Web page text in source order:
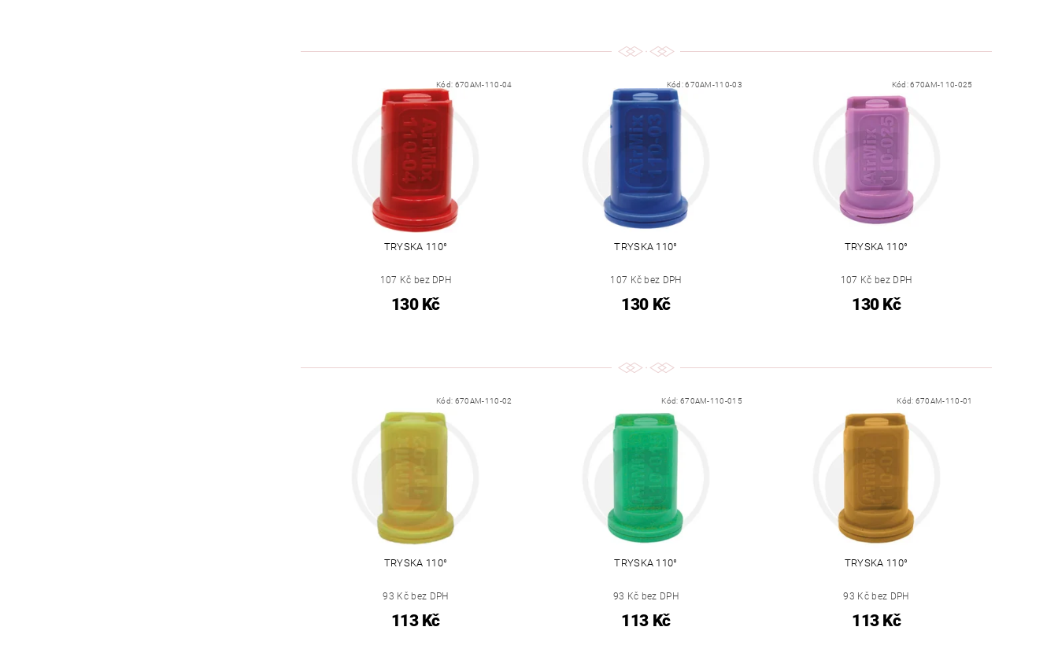
Kód: 670AM-110-04
TRYSKA 110°
107 Kč bez DPH
130 Kč
Kód:670AM-110-03
TRYSKA 110°
107 Kč bez DPH
130 Kč
Kód:670AM-110-025
TRYSKA 110°
107 Kč bez DPH
130 Kč
Kód: 670AM-110-02
TRYSKA 110°
93 Kč bez DPH
113 Kč
Kód: 670AM-110-015
TRYSKA 110°
93 Kč bez DPH
113 Kč
Kód: 670AM-110-01
TRYSKA 110°
93 Kč bez DPH
113 Kč